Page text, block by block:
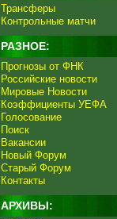
Трансферы
Контрольные матчи
РАЗНОЕ:
Прогнозы от ФНК
Российские новости
Мировые Новости
Коэффициенты УЕФА
Голосование
Поиск
Вакансии
Новый Форум
Старый Форум
Контакты
АРХИВЫ: